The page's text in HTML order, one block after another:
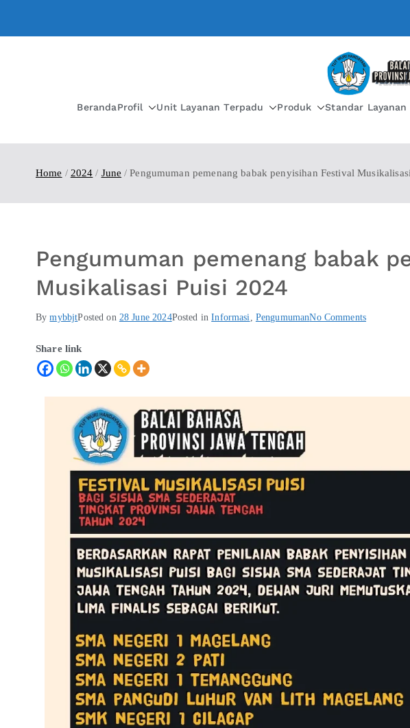
BerandaProfil Unit Layanan Terpadu Produk Standar Layanan
Home 2024 June Pengumuman pemenang babak penyisihan Festival
Pengumuman pemenang babak
Musikalisasi Puisi 2024
BymybbjtPosted on 28 June 2024Posted inInformasi, PengumumanNo Comments
Share link